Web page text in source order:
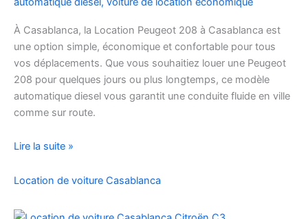
À Casablanca, la Location Peugeot 208 à Casablanca est
une option simple, économique et confortable pour tous
vos déplacements. Que vous souhaitiez louer une Peugeot
208 pour quelques jours ou plus longtemps, ce modèle
automatique diesel vous garantit une conduite fluide en ville
comme sur route.
Location
208
Diesel
Lire la suite »
Location de voiture Casablanca